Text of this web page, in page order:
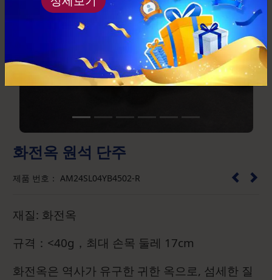
Next
화전옥 원석 단주
제품 번호： AM24SL04YB4502-R
재질: 화전옥
규격：<40g，최대 손목 둘레 17cm
화전옥은 역사가 유구한 귀한 옥으로, 섬세한 질